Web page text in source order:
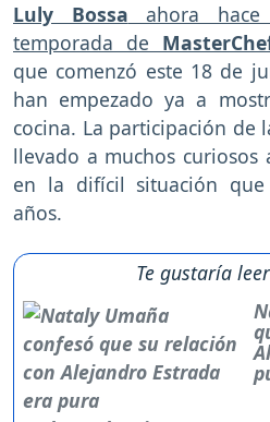
Luly Bossa ahora
temporada de
que comenzó este 18 de
han empezado ya a
cocina. La participación de
llevado a muchos curiosos
en la difícil situación
años.
Te gustaría